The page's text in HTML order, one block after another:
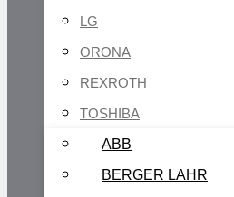
LG
ORONA
REXROTH
TOSHIBA
ABB
BERGER LAHR